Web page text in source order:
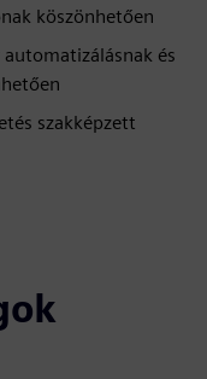
köszönhetően
és
szakképzett